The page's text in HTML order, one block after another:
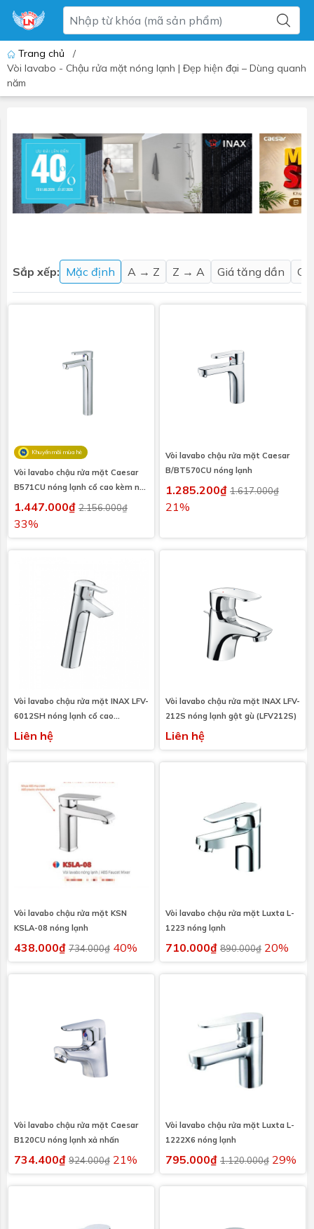
Trang chủ
/
Vòi lavabo - Chậu rửa mặt nóng lạnh | Đẹp hiện đại – Dùng quanh
năm
Sắp xếp: Mặc định A → Z Z → A Giá tăng dần
Khuyến mãi mùa hè
Vòi lavabo chậu rửa mặt Caesar
B571CU nóng lạnh cổ cao kèm nút
xả nhấn
1.447.000₫ 2.156.000₫
33%
Vòi lavabo chậu rửa mặt Caesar
B/BT570CU nóng lạnh
1.285.200₫ 1.617.000₫
21%
Vòi lavabo chậu rửa mặt INAX LFV-
6012SH nóng lạnh cổ cao
(LFV6012SH)
Liên hệ
Vòi lavabo chậu rửa mặt INAX LFV-
212S nóng lạnh gật gù (LFV212S)
Liên hệ
Vòi lavabo chậu rửa mặt KSN
KSLA-08 nóng lạnh
438.000₫ 734.000₫ 40%
Vòi lavabo chậu rửa mặt Luxta L-
1223 nóng lạnh
710.000₫ 890.000₫ 20%
Vòi lavabo chậu rửa mặt Caesar
B120CU nóng lạnh xả nhấn
734.400₫ 924.000₫ 21%
Vòi lavabo chậu rửa mặt Luxta L-
1222X6 nóng lạnh
795.000₫ 1.120.000₫ 29%